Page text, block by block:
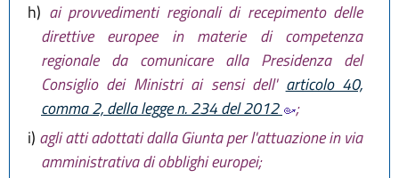
h) ai provvedimenti regionali di recepimento delle
direttive europee in materie di competenza
regionale da comunicare alla Presidenza del
Consiglio dei Ministri ai sensi dell' articolo 40,
comma 2, della legge n. 234 del 2012
;
i) agli atti adottati dalla Giunta per l'attuazione in via
amministrativa di obblighi europei;